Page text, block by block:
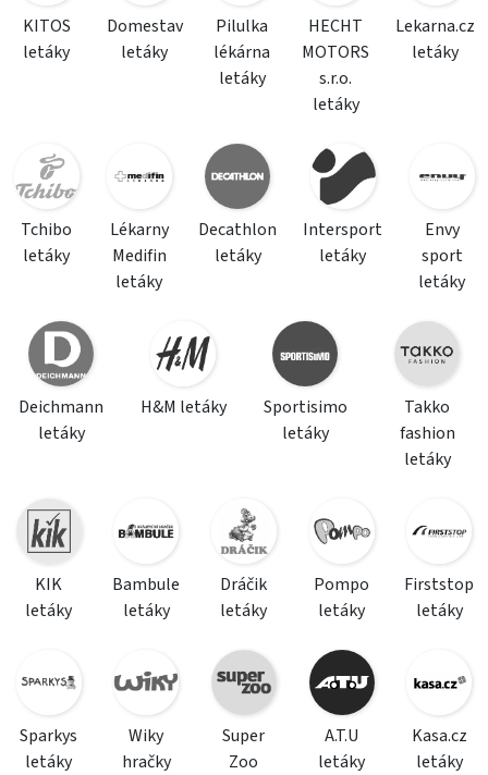
KITOS
letáky
Domestav
letáky
Pilulka
lékárna
letáky
HECHT
MOTORS
s.r.o.
letáky
Lekarna.cz
letáky
Tchibo
letáky
Lékarny
Medifin
letáky
Decathlon
letáky
Intersport
letáky
Envy
sport
letáky
Deichmann
letáky
H&M letáky
Sportisimo
letáky
Takko
fashion
letáky
KIK
letáky
Bambule
letáky
Dráčik
letáky
Pompo
letáky
Firststop
letáky
Sparkys
letáky
Wiky
hračky
Super
Zoo
A.T.U
letáky
Kasa.cz
letáky